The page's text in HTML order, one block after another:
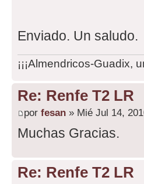
Enviado. Un saludo.
¡¡¡Almendricos-Guadix,
Re: Renfe T2 LR
por fesan » Mié Jul 14,
Muchas Gracias.
Re: Renfe T2 LR